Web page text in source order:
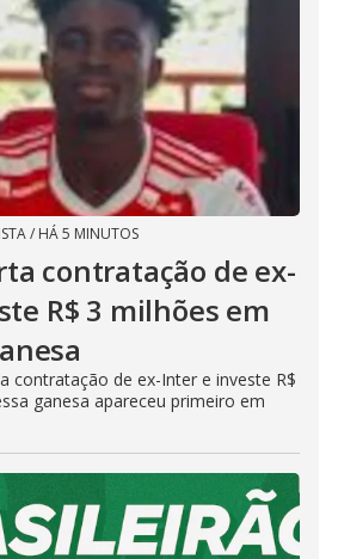
/ HÁ 5 MINUTOS
contratação de ex-
R$ 3 milhões em
contratação de ex-Inter e investe R$
ganesa apareceu primeiro em